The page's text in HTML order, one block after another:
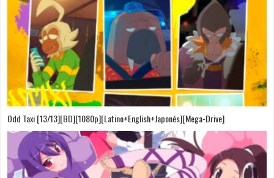
Odd Taxi [13/13][BD][1080p][Latino+English+Japonés][Mega-Drive]